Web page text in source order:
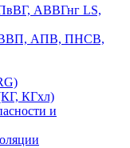
АВВГнг LS,
АПВ, ПНСВ,
КГхл)
и